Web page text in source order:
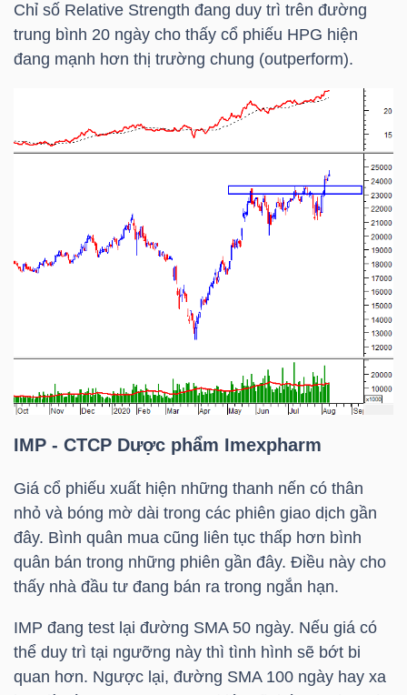
Chỉ số Relative Strength đang duy trì trên đường
trung bình 20 ngày cho thấy cổ phiếu HPG hiện
đang mạnh hơn thị trường chung (outperform).
IMP - CTCP Dược phẩm Imexpharm
Giá cổ phiếu xuất hiện những thanh nến có thân
nhỏ và bóng mờ dài trong các phiên giao dịch gần
đây. Bình quân mua cũng liên tục thấp hơn bình
quân bán trong những phiên gần đây. Điều này cho
thấy nhà đầu tư đang bán ra trong ngắn hạn.
IMP đang test lại đường SMA 50 ngày. Nếu giá có
thể duy trì tại ngưỡng này thì tình hình sẽ bớt bi
quan hơn. Ngược lại, đường SMA 100 ngày hay xa
BẤT
Chỉ số Chứng
đạo
tức
(-)
Bài
của
tác
giả